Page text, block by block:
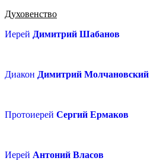
Духовенство
Иерей Димитрий Шабанов
Диакон Димитрий Молчановский
Протоиерей Сергий Ермаков
Иерей Антоний Власов